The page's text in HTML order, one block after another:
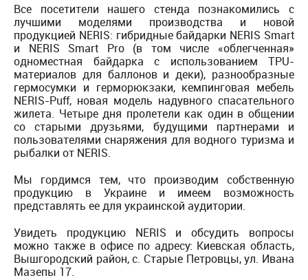
Все посетители нашего стенда познакомились с
лучшими моделями производства и новой
продукцией NERIS: гибридные байдарки NERIS Smart
и NERIS Smart Pro (в том числе «облегченная»
одноместная байдарка с использованием TPU-
материалов для баллонов и деки), разнообразные
гермосумки и герморюкзаки, кемпинговая мебель
NERIS-Puff, новая модель надувного спасательного
жилета. Четыре дня пролетели как один в общении
со старыми друзьями, будущими партнерами и
пользователями снаряжения для водного туризма и
рыбалки от NERIS.
Мы гордимся тем, что производим собственную
продукцию в Украине и имеем возможность
представлять ее для украинской аудитории.
Увидеть продукцию NERIS и обсудить вопросы
можно также в офисе по адресу: Киевская область,
Вышгородский район, с. Старые Петровцы, ул. Ивана
Мазепы 17.